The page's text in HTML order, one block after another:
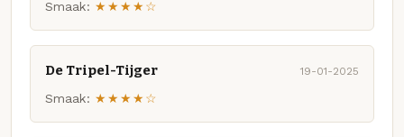
Smaak: ★★★★☆
De Tripel-Tijger 19-01-2025
Smaak: ★★★★☆